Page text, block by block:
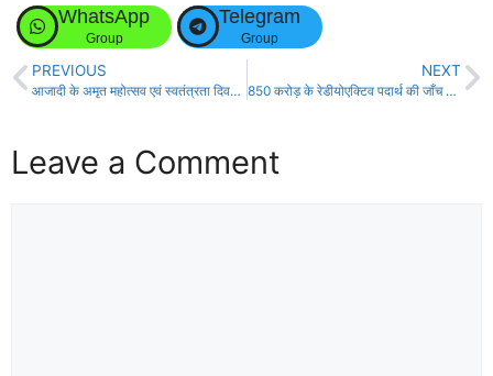
WhatsApp
Group
Telegram
Group
PREVIOUS
आजादी के अमृत महोत्सव एवं स्वतंत्रता दिवस को लेकर भाजपा की बैठक!
NEXT
850 करोड़ के रेडीयोएक्टिव पदार्थ की जाँच को भाभा एटॉमिक रिसर्च टीम पहुँची
Leave a Comment